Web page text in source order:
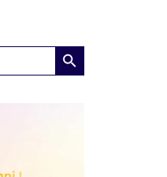
Search Button